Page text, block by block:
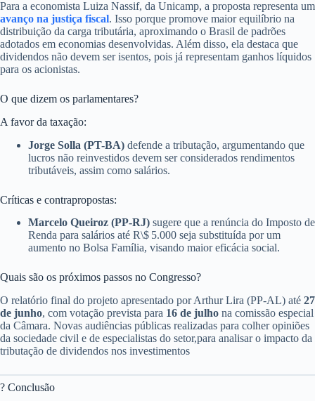
Para a economista Luiza Nassif, da Unicamp, a proposta representa um
avanço na justiça fiscal. Isso porque promove maior equilíbrio na
distribuição da carga tributária, aproximando o Brasil de padrões
adotados em economias desenvolvidas. Além disso, ela destaca que
dividendos não devem ser isentos, pois já representam ganhos líquidos
para os acionistas.
O que dizem os parlamentares?
A favor da taxação:
Jorge Solla (PT-BA) defende a tributação, argumentando que
lucros não reinvestidos devem ser considerados rendimentos
tributáveis, assim como salários.
Críticas e contrapropostas:
Marcelo Queiroz (PP-RJ) sugere que a renúncia do Imposto de
Renda para salários até R\$ 5.000 seja substituída por um
aumento no Bolsa Família, visando maior eficácia social.
Quais são os próximos passos no Congresso?
O relatório final do projeto apresentado por Arthur Lira (PP-AL) até 27
de junho, com votação prevista para 16 de julho na comissão especial
da Câmara. Novas audiências públicas realizadas para colher opiniões
da sociedade civil e de especialistas do setor,para analisar o impacto da
tributação de dividendos nos investimentos
? Conclusão